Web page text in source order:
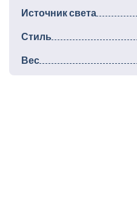
Источник света
Стиль
Вес